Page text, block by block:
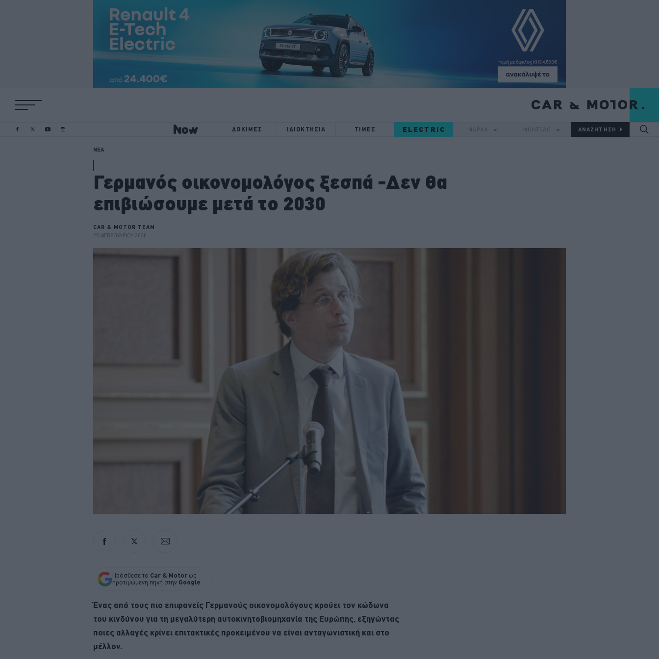
ΔΟΚΙΜΕΣ ΙΔΙΟΚΤΗΣΙΑ ΤΙΜΕΣ ELECTRIC ΜΑΡΚΑ ΜΟΝΤΕΛΟ
ΝΕΑ
Γερμανός οικονομολόγος ξεσπά -Δεν θα
επιβιώσουμε μετά το 2030
CAR & MOTOR TEAM
25 ΦΕΒΡΟΥΑΡΙΟΥ 2026
Πρόσθεσε το Car & Motor ως
προτιμώμενη πηγή στην Google
Ένας από τους πιο επιφανείς Γερμανούς οικονομολόγους κρούει τον κώδωνα
του κινδύνου για τη μεγαλύτερη αυτοκινητοβιομηχανία της Ευρώπης, εξηγώντας
ποιες αλλαγές κρίνει επιτακτικές προκειμένου να είναι ανταγωνιστική και στο
μέλλον.